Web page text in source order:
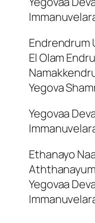
Endrendrum
El Olam
Yegova
Yegovaa
Ethanayo
Yegovaa